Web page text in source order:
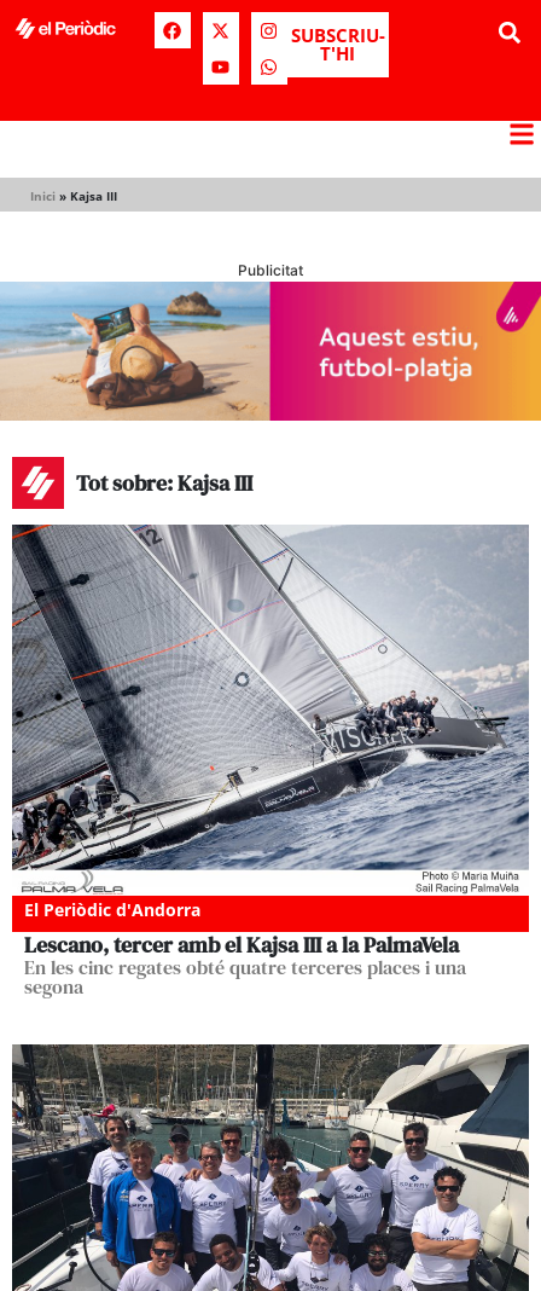
SUBSCRIU-
T'HI
Inici » Kajsa III
Publicitat
Tot sobre: Kajsa III
El Periòdic d'Andorra
Lescano, tercer amb el Kajsa III a la PalmaVela
En les cinc regates obté quatre terceres places i una
segona